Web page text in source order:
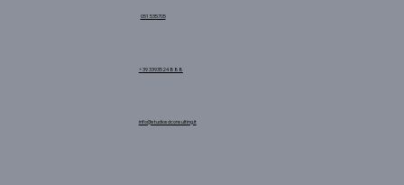
051 535705
+39 3393524888
info@studiosdconsulting.it